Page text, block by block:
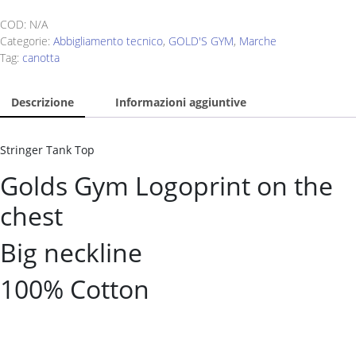
COD: N/A
Categorie: Abbigliamento tecnico, GOLD'S GYM, Marche
Tag: canotta
Descrizione Informazioni aggiuntive
Stringer Tank Top
Golds Gym Logoprint on the
chest
Big neckline
100% Cotton